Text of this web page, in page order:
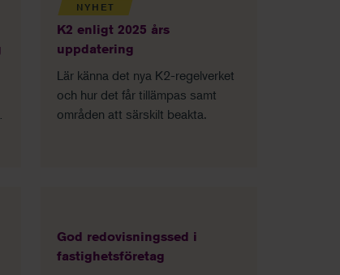
NYHET
K2 enligt 2025 års
uppdatering
Lär känna det nya K2-regelverket
och hur det får tillämpas samt
områden att särskilt beakta.
God redovisningssed i
fastighetsföretag